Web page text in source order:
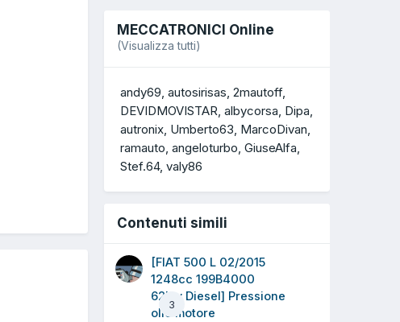
MECCATRONICI Online
(Visualizza tutti)
andy69 autosirisas 2mautoff
DEVIDMOVISTAR albycorsa Dipa
autronix Umberto63 MarcoDivan
ramauto angeloturbo GiuseAlfa
Stef.64 valy86
Contenuti simili
3
[FIAT 500 L 02/2015
1248cc 199B4000
62Kw Diesel] Pressione
olio motore